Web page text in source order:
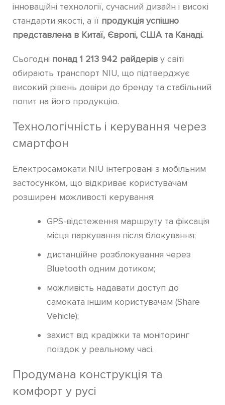
інноваційні технології, сучасний дизайн і високі
стандарти якості, а її продукція успішно
представлена в Китаї, Європі, США та Канаді.
Сьогодні понад 1 213 942 райдерів у світі
обирають транспорт NIU, що підтверджує
високий рівень довіри до бренду та стабільний
попит на його продукцію.
Технологічність і керування через
смартфон
Електросамокати NIU інтегровані з мобільним
застосунком, що відкриває користувачам
розширені можливості керування:
GPS-відстеження маршруту та фіксація
місця паркування після блокування;
дистанційне розблокування через
Bluetooth одним дотиком;
можливість надавати доступ до
самоката іншим користувачам (Share
Vehicle);
захист від крадіжки та моніторинг
поїздок у реальному часі.
Продумана конструкція та
комфорт у русі